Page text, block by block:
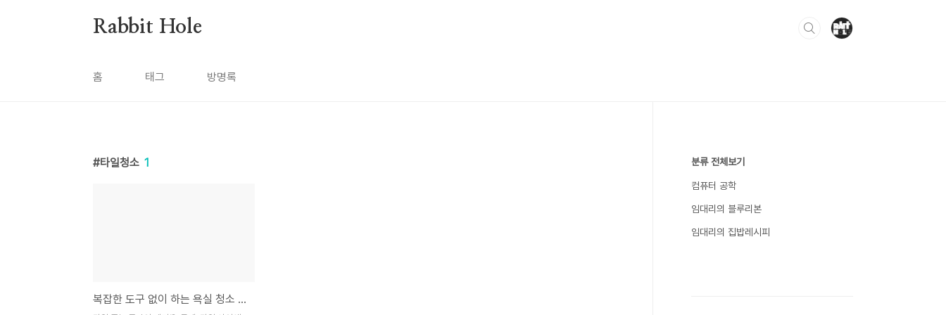
Rabbit Hole
홈 태그 방명록
타일청소 1
복잡한 도구 없이 하는 욕실 청소 꿀팁
분류 전체보기
컴퓨터 공학
임대리의 블루리본
임대리의 집밥레시피